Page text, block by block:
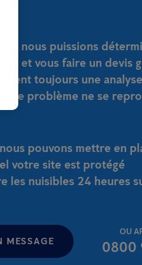
nous puissions
et vous faire un devis
toujours une
le problème ne se
pouvons mettre en
votre site est protégé
les nuisibles 24 heures
MESSAGE
OU
0800